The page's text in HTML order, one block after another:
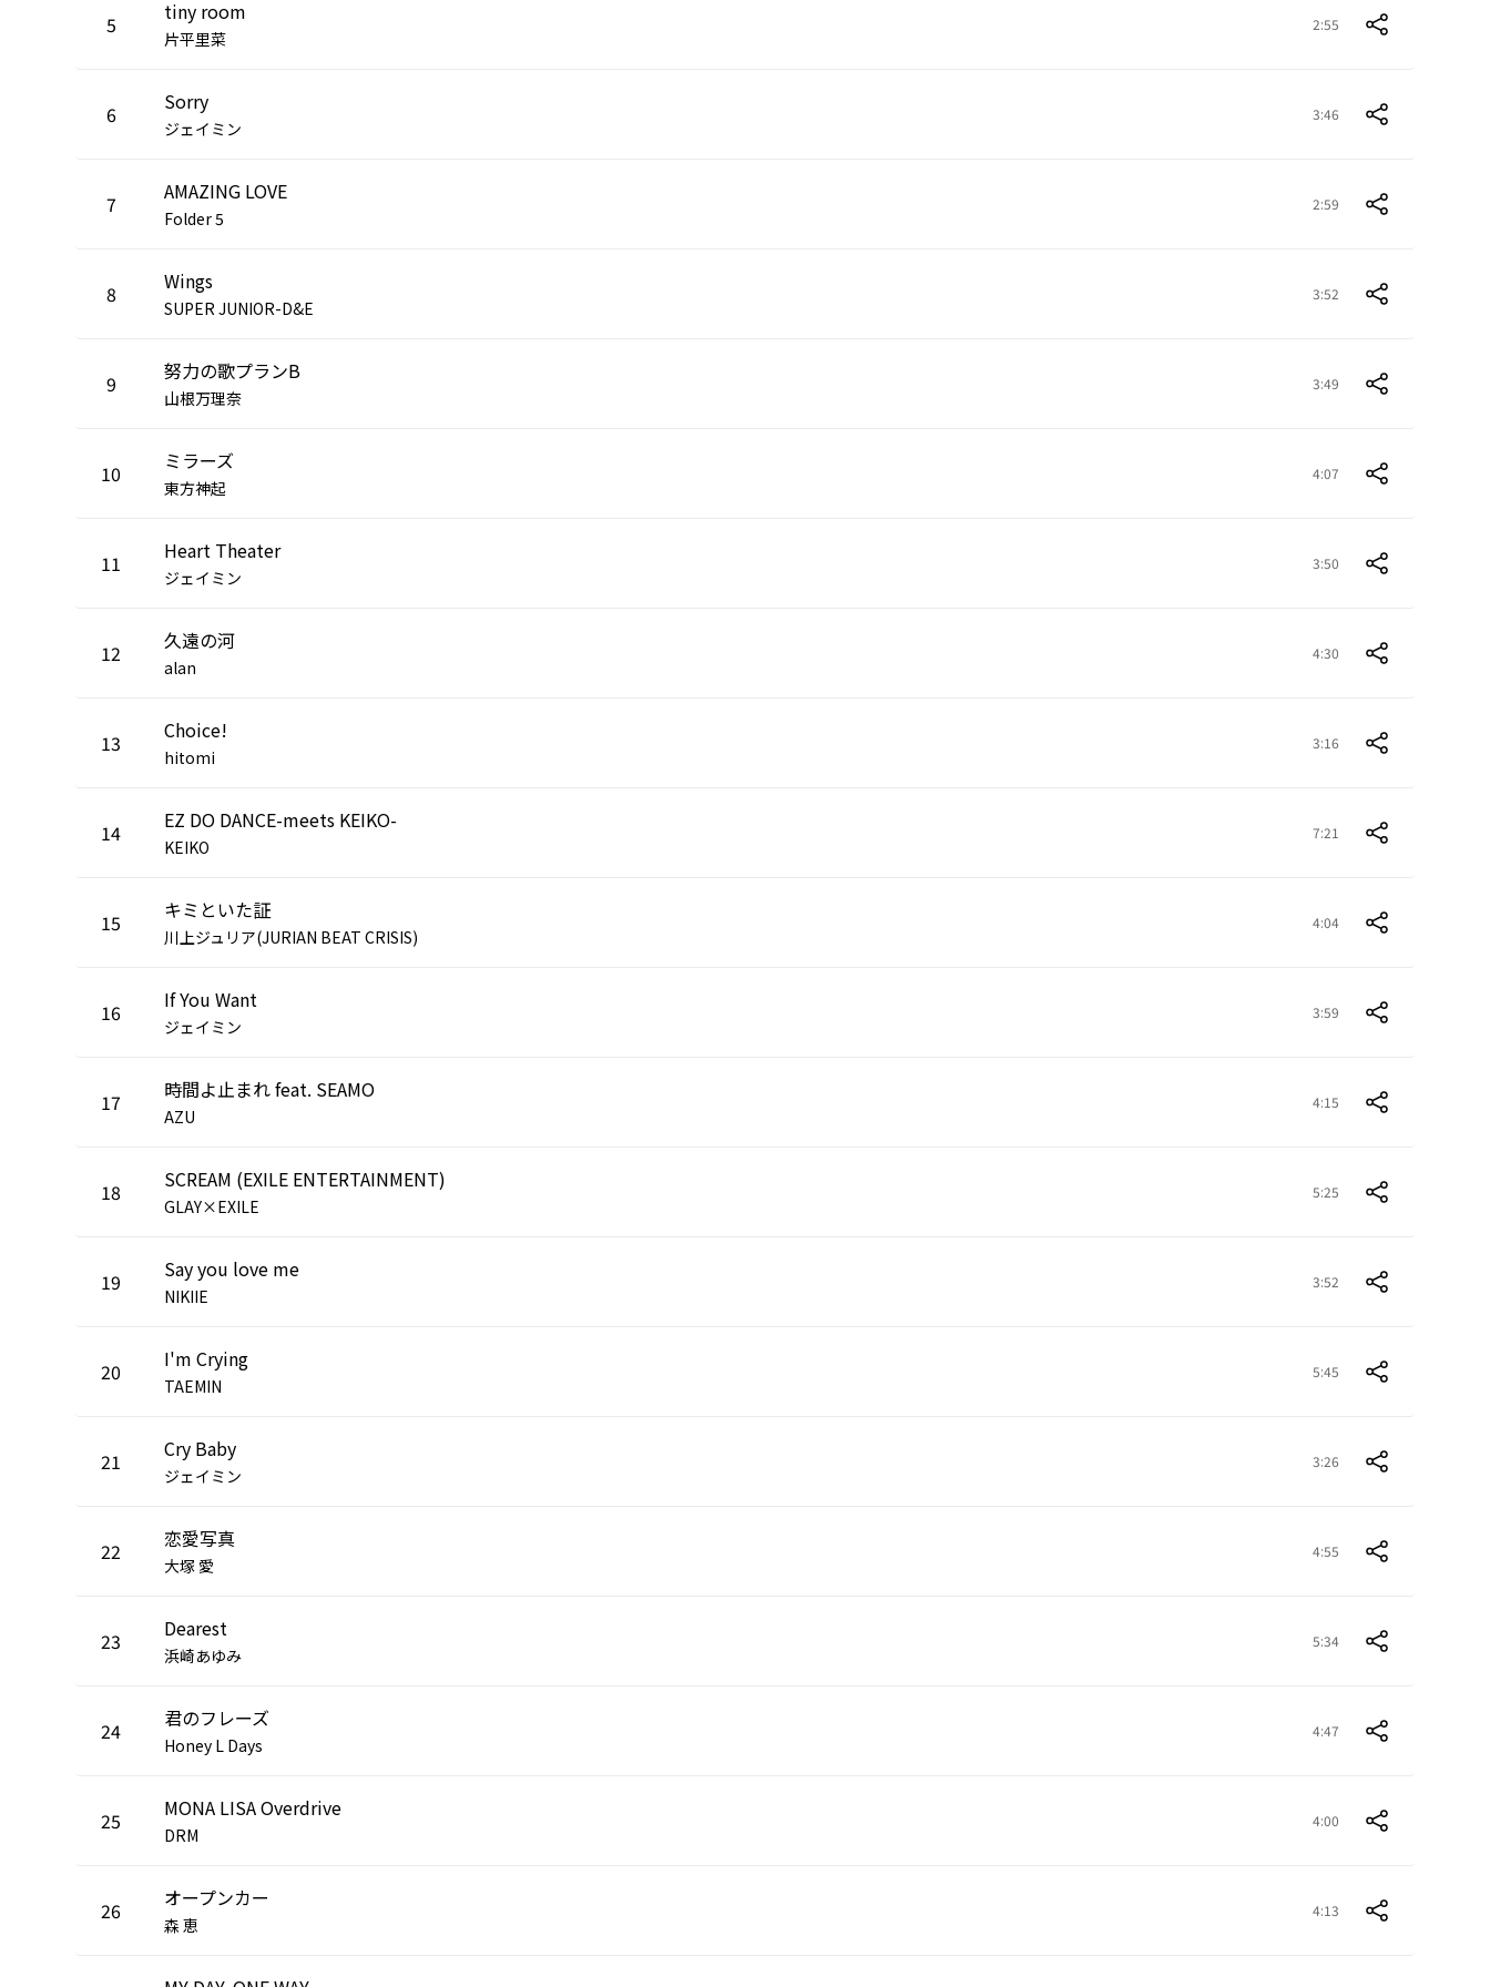
5 tiny room
片平里菜
2:55
6 Sorry
ジェイミン
3:46
7 AMAZING LOVE
Folder 5
2:59
8 Wings
SUPER JUNIOR-D&E
3:52
9 努力の歌プランB
山根万理奈
3:49
10 ミラーズ
東方神起
4:07
11 Heart Theater
ジェイミン
3:50
12 久遠の河
alan
4:30
13 Choice!
hitomi
3:16
14 EZ DO DANCE-meets KEIKO-
KEIKO
7:21
15 キミといた証
川上ジュリア(JURIAN BEAT CRISIS)
4:04
16 If You Want
ジェイミン
3:59
17 時間よ止まれ feat. SEAMO
AZU
4:15
18 SCREAM (EXILE ENTERTAINMENT)
GLAY×EXILE
5:25
19 Say you love me
NIKIIE
3:52
20 I'm Crying
TAEMIN
5:45
21 Cry Baby
ジェイミン
3:26
22 恋愛写真
大塚 愛
4:55
23 Dearest
浜崎あゆみ
5:34
24 君のフレーズ
Honey L Days
4:47
25 MONA LISA Overdrive
DRM
4:00
26 オープンカー
森 恵
4:13